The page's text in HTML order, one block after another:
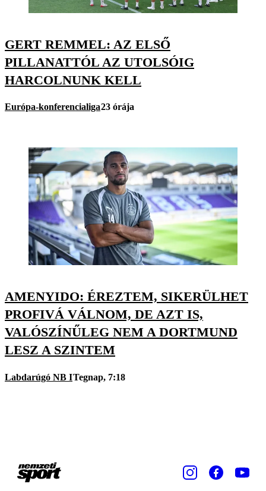
GERT REMMEL: AZ ELSŐ
PILLANATTÓL AZ UTOLSÓIG
HARCOLNUNK KELL
Európa-konferencialiga23 órája
AMENYIDO: ÉREZTEM, SIKERÜLHET
PROFIVÁ VÁLNOM, DE AZT IS,
VALÓSZÍNŰLEG NEM A DORTMUND
LESZ A SZINTEM
Labdarúgó NB ITegnap, 7:18